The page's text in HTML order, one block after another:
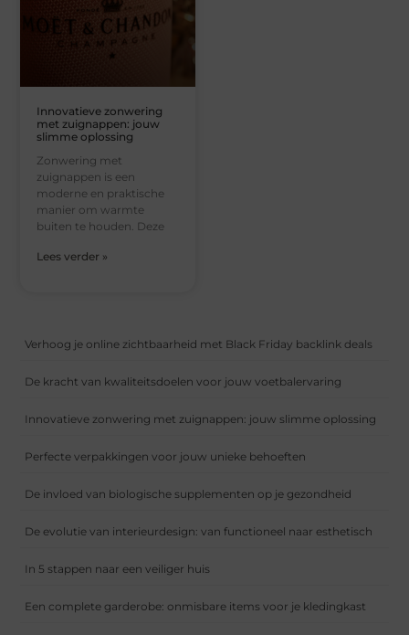
Innovatieve zonwering
met zuignappen: jouw
slimme oplossing
Zonwering met
zuignappen is een
moderne en praktische
manier om warmte
buiten te houden. Deze
Lees verder »
Verhoog je online zichtbaarheid met Black Friday backlink deals
De kracht van kwaliteitsdoelen voor jouw voetbalervaring
Innovatieve zonwering met zuignappen: jouw slimme oplossing
Perfecte verpakkingen voor jouw unieke behoeften
De invloed van biologische supplementen op je gezondheid
De evolutie van interieurdesign: van functioneel naar esthetisch
In 5 stappen naar een veiliger huis
Een complete garderobe: onmisbare items voor je kledingkast